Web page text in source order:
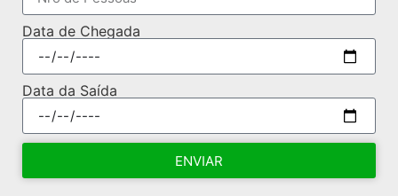
Data de Chegada
Data da Saída
ENVIAR